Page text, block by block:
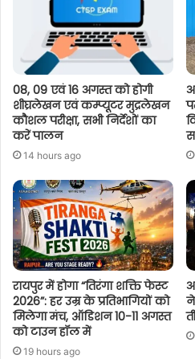
08, 09 एवं 16 अगस्त को होगी
शीघ्रलेखन एवं कम्प्यूटर मुद्रलेखन
कौशल परीक्षा, सभी निर्देशों का
करें पालन
14 hours ago
रायपुर में होगा “तिरंगा शक्ति फेस्ट
2026”: हर उम्र के प्रतिभागियों को
मिलेगा मंच, ऑडिशन 10-11 अगस्त
को टाउन हॉल में
19 hours ago